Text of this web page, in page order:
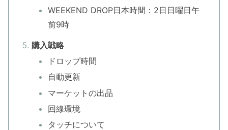
WEEKEND DROP日本時間：2日日曜日午
前9時
購入戦略
ドロップ時間
自動更新
マーケットの出品
回線環境
タッチについて